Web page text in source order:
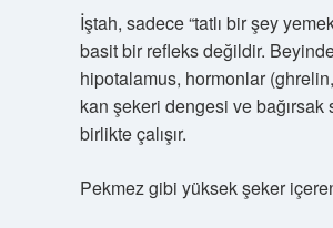
İştah, sadece “tatlı bir şey
basit bir refleks değildir.
hipotalamus, hormonlar
kan şekeri dengesi ve bağırsak
birlikte çalışır.
Pekmez gibi yüksek şeker